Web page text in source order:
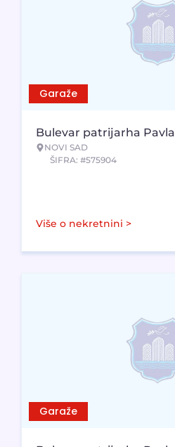
Garaže
Bulevar patrijarha Pavla
NOVI SAD
ŠIFRA: #575904
Više o nekretnini >
Garaže